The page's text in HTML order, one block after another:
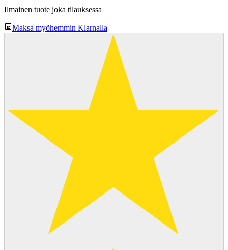
Ilmainen tuote joka tilauksessa
Maksa myöhemmin Klarnalla